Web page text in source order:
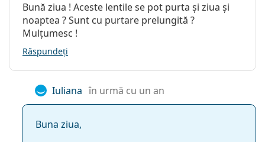
Utilizare
Data expirării:
Purtare extinsă:
Nu
spate:
Nu
Bună ziua ! Aceste lentile se pot purta și ziua și
noaptea ? Sunt cu purtare prelungită ?
Mulțumesc !
Răspundeți
Iuliana în urmă cu un an
Buna ziua,